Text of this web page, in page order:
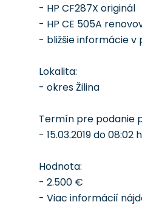
- HP CF287X originál
- HP CE 505A
- bližšie informácie v
Lokalita:
- okres Žilina
Termín pre podanie
- 15.03.2019 do 08:02
Hodnota:
- 2.500 €
- Viac informácií